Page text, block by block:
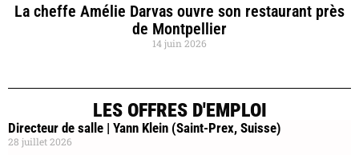
La cheffe Amélie Darvas ouvre son restaurant près
de Montpellier
14 juin 2026
LES OFFRES D'EMPLOI
Directeur de salle | Yann Klein (Saint-Prex, Suisse)
28 juillet 2026